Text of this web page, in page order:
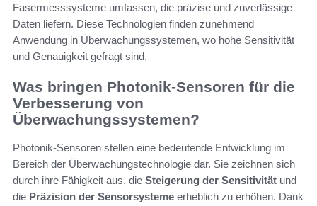
Fasermesssysteme umfassen, die präzise und zuverlässige
Daten liefern. Diese Technologien finden zunehmend
Anwendung in Überwachungssystemen, wo hohe Sensitivität
und Genauigkeit gefragt sind.
Was bringen Photonik-Sensoren für die
Verbesserung von
Überwachungssystemen?
Photonik-Sensoren stellen eine bedeutende Entwicklung im
Bereich der Überwachungstechnologie dar. Sie zeichnen sich
durch ihre Fähigkeit aus, die Steigerung der Sensitivität und
die Präzision der Sensorsysteme erheblich zu erhöhen. Dank